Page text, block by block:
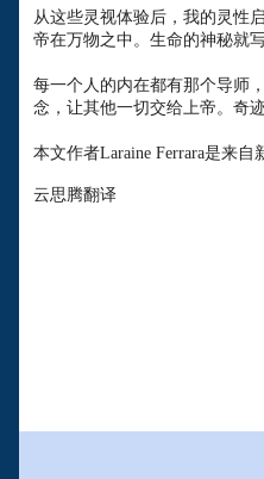
从这些灵视体验后，我的灵性
帝在万物之中。生命的神秘就
每一个人的内在都有那个导师
念，让其他一切交给上帝。奇
本文作者Laraine Ferrara是来
云思腾翻译